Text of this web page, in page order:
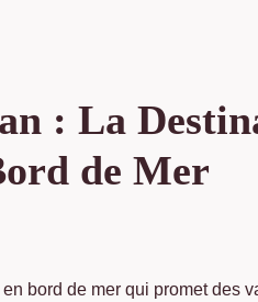
: La
de Mer
bord de mer qui promet des